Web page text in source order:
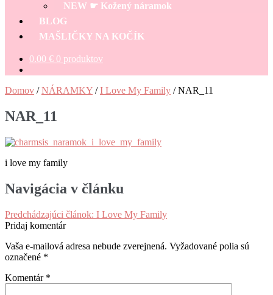
NEW ☛ Kožený náramok
BLOG
MAŠLIČKY NA KOČÍK
0.00 € 0 produktov
Domov /NÁRAMKY /I Love My Family /NAR_11
NAR_11
i love my family
Navigácia v článku
Predchádzajúci článok: I Love My Family
Pridaj komentár
Vaša e-mailová adresa nebude zverejnená. Vyžadované polia sú
označené *
Komentár *